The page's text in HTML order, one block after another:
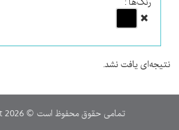
نتیجه‌ای یافت نشد.
Copyright 2026 © تمامی حقوق محفوظ است